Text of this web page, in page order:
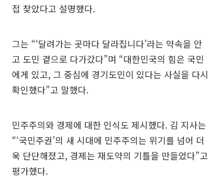
접 찾았다고 설명했다.
그는 “‘달려가는 곳마다 달라집니다’라는 약속을 안
고 도민 곁으로 다가갔다”며 “대한민국의 힘은 국민
에게 있고, 그 중심에 경기도민이 있다는 사실을 다시
확인했다”고 말했다.
민주주의와 경제에 대한 인식도 제시했다. 김 지사는
“‘국민주권’의 새 시대에 민주주의는 위기를 넘어 더
욱 단단해졌고, 경제는 재도약의 기틀을 만들었다”고
평가했다.